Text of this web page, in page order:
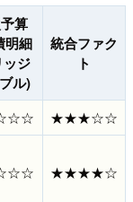
算
明細
ジ
ル)
統合ファク
ト
★★★☆☆
★★★★☆